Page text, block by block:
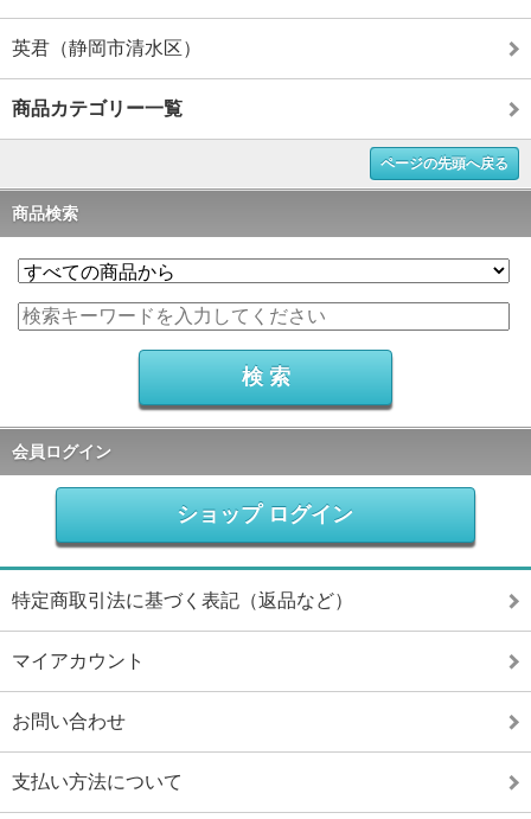
英君（静岡市清水区）
商品カテゴリー一覧
ページの先頭へ戻る
商品検索
会員ログイン
ショップ ログイン
特定商取引法に基づく表記（返品など）
マイアカウント
お問い合わせ
支払い方法について